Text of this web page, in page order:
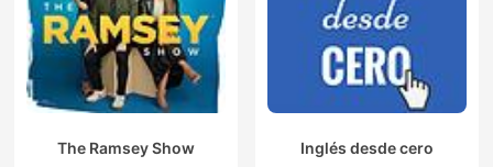
The Ramsey Show Inglés desde cero